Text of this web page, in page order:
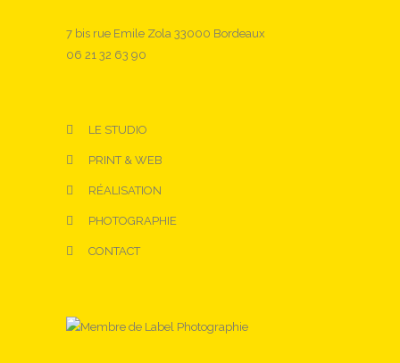
7 bis rue Emile Zola 33000 Bordeaux
06 21 32 63 90
LE STUDIO
PRINT & WEB
RÉALISATION
PHOTOGRAPHIE
CONTACT